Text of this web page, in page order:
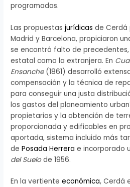
programadas.
Las propuestasjurídicas de Cerdá
Madrid y Barcelona, propiciaron
se encontró falto de
estatal como la extranjera. En
Ensanche(1861) desarrolló
compensación y la técnica de
para conseguir una justa
los gastos del planeamiento
propietarios y la obtención de
proporcionada y edificables en
aportada, sistema incluido más
dePosada Herrera e incorporado
del Suelode 1956.
En la vertienteeconómica, Cerdá